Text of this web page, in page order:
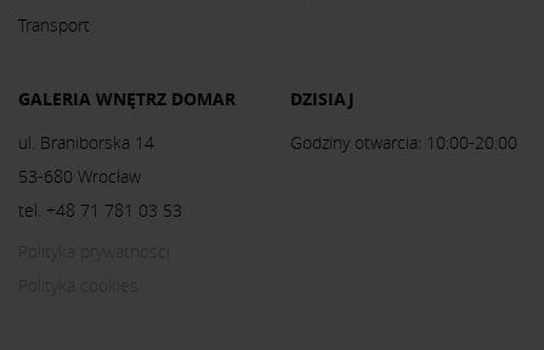
Transport
GALERIA WNĘTRZ DOMAR
ul. Braniborska 14
53-680 Wrocław
tel. +48 71 781 03 53
DZISIAJ
Godziny otwarcia: 10:00-20:00